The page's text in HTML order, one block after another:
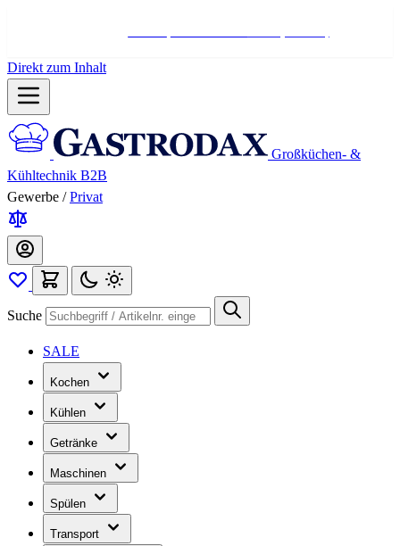
Direkt zum Inhalt
Großküchen- &
Kühltechnik B2B
Gewerbe / Privat
Suche
SALE
Kochen
Kühlen
Getränke
Maschinen
Spülen
Transport